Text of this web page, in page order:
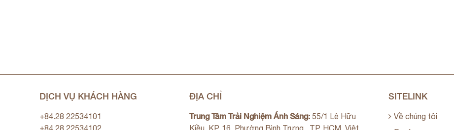
DỊCH VỤ KHÁCH HÀNG
+84.28 22534101
+84.28 22534102
ĐỊA CHỈ
Trung Tâm Trải Nghiệm Ánh Sáng:55/1 Lê Hữu
Kiều, KP. 16, Phường Bình Trưng , TP. HCM, Việt
SITELINK
Về chúng tôi